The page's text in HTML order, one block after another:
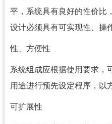
平，系统具有良好的性价比
设计必须具有可实现性、操
性、方便性
系统组成应根据使用要求，
用途进行预先设定程序，以
可扩展性